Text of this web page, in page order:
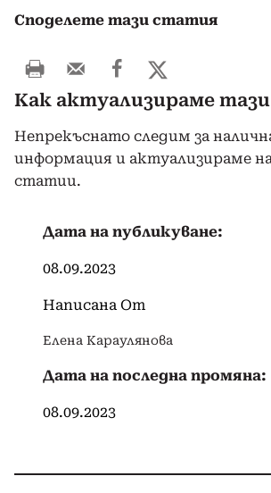
Споделете тази статия
Как актуализираме
Непрекъснато следим за
информация и актуализираме
статии.
Дата на публикуване:
08.09.2023
Написана От
Елена Караулянова
Дата на последна промяна:
08.09.2023